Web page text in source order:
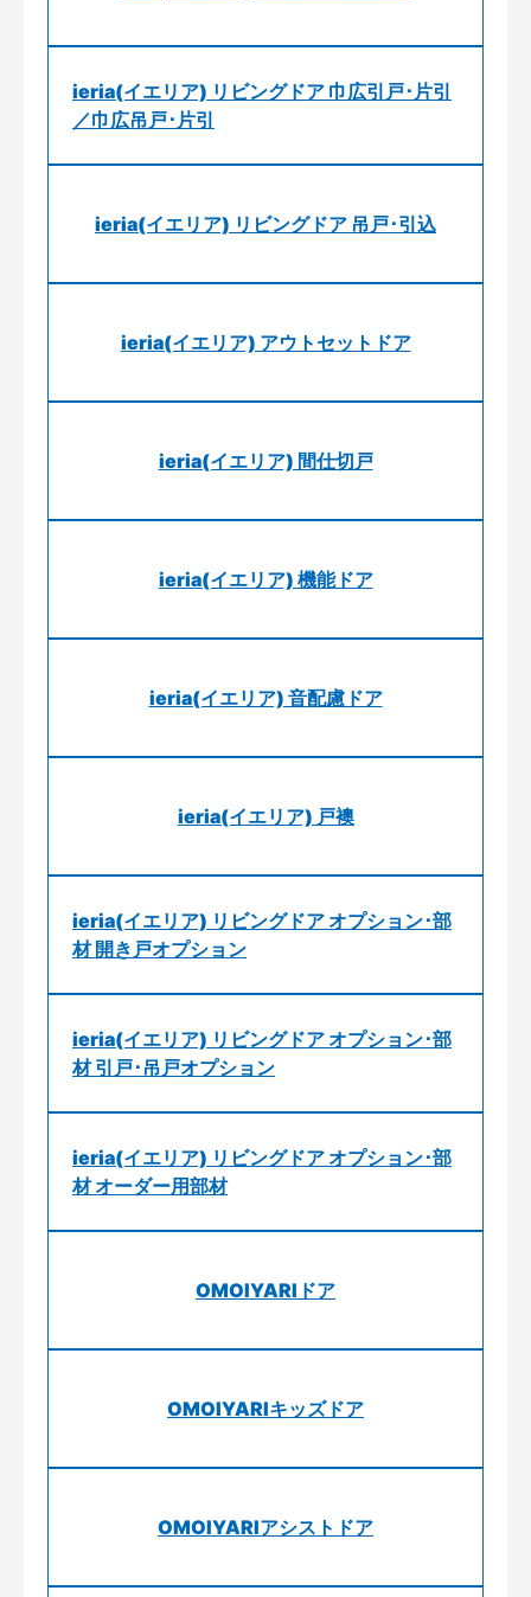
ieria(イエリア) リビングドア 巾広引戸･片引
／巾広吊戸･片引
ieria(イエリア) リビングドア 吊戸･引込
ieria(イエリア) アウトセットドア
ieria(イエリア) 間仕切戸
ieria(イエリア) 機能ドア
ieria(イエリア) 音配慮ドア
ieria(イエリア) 戸襖
ieria(イエリア) リビングドア オプション･部
材 開き戸オプション
ieria(イエリア) リビングドア オプション･部
材 引戸･吊戸オプション
ieria(イエリア) リビングドア オプション･部
材 オーダー用部材
OMOIYARIドア
OMOIYARIキッズドア
OMOIYARIアシストドア